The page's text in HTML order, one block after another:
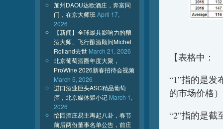
【表格中：
“1”指的是发
的市场价格
“2”指的是截
加州DAOU达欧酒庄，奔富同
门，在京大师班 April 17,
2026
【新闻】全球最具影响力的酿
酒大师、飞行酿酒顾问Michel
Rolland去世 March 21, 2026
北京葡萄酒圈年度大聚，
ProWine 2026新春招待会视频
March 5, 2026
进口酒业巨头ASC精品葡萄
酒，北京媒体聚小记 March 1,
2026
怡园酒庄易主再起八卦，春节
前后两份董事名单公告，前庄